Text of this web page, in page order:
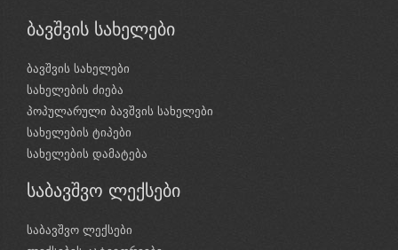
ბავშვის სახელები
ბავშვის სახელები
სახელების ძიება
პოპულარული ბავშვის სახელები
სახელების ტიპები
სახელების დამატება
საბავშვო ლექსები
საბავშვო ლექსები